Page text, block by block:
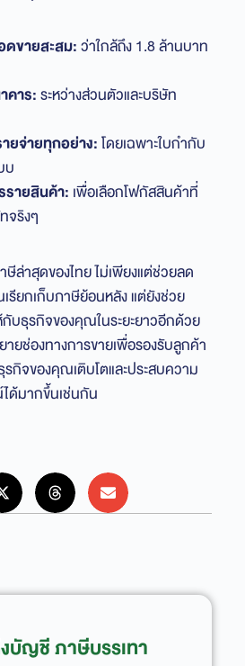
ขายสะสม:ว่าใกล้ถึง 1.8 ล้านบาท
คาร:ระหว่างส่วนตัวและบริษัท
ายจ่ายทุกอย่าง:โดยเฉพาะใบกำกับ
บ
รายสินค้า: เพื่อเลือกโฟกัสสินค้าที่
จริงๆ
ล่าสุดของไทย ไม่เพียงแต่ช่วยลด
รียกเก็บภาษีย้อนหลัง แต่ยังช่วย
กับธุรกิจของคุณในระยะยาวอีกด้วย
ายช่องทางการขายเพื่อรองรับลูกค้า
รกิจของคุณเติบโตและประสบความ
ด้มากขึ้นเช่นกัน
บัญชี ภาษีบรรเทา